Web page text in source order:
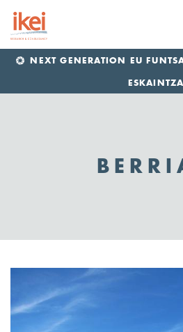
NEXT GENERATION EU
ESKAINTZA